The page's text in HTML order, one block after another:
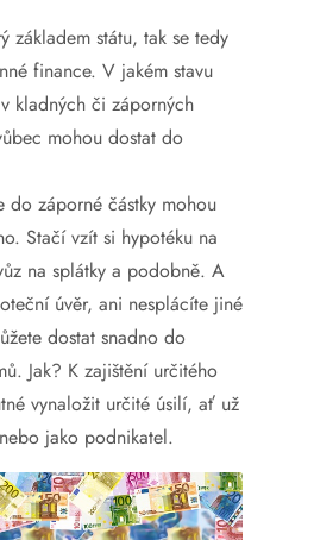
základem státu, tak se tedy
finance. V jakém stavu
kladných či záporných
mohou dostat do
do záporné částky mohou
Stačí vzít si hypotéku na
na splátky a podobně. A
úvěr, ani nesplácíte jiné
dostat snadno do
Jak? K zajištění určitého
vynaložit určité úsilí, ať už
jako podnikatel.